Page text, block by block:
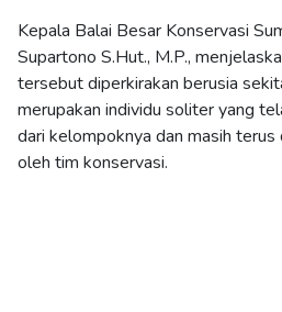
Kepala Balai Besar Konservasi
Supartono S.Hut., M.P.,
tersebut diperkirakan berusia
merupakan individu soliter yang
dari kelompoknya dan masih terus
oleh tim konservasi.